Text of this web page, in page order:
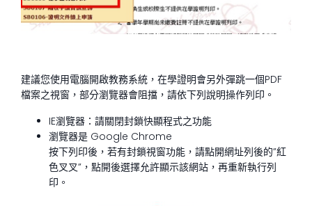
建議您使用電腦開啟教務系統，在學證明會另外彈跳一個PDF
檔案之視窗，部分瀏覽器會阻擋，請依下列說明操作列印。
IE瀏覽器：請關閉封鎖快顯程式之功能
瀏覽器是 Google Chrome
按下列印後，若有封鎖視窗功能，請點開網址列後的”紅
色叉叉”，點開後選擇允許顯示該網站，再重新執行列
印。